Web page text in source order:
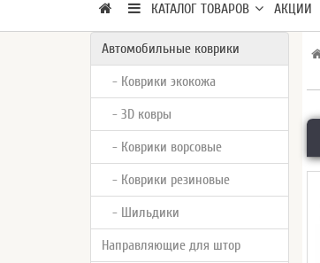
КАТАЛОГ ТОВАРОВ АКЦИИ
Автомобильные коврики
- Коврики экокожа
- 3D ковры
- Коврики ворсовые
- Коврики резиновые
- Шильдики
Направляющие для штор